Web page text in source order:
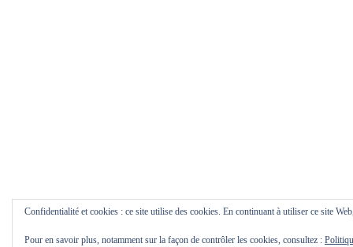
Confidentialité et cookies : ce site utilise des cookies. En continuant à utiliser ce site
Pour en savoir plus, notamment sur la façon de contrôler les cookies, consultez :